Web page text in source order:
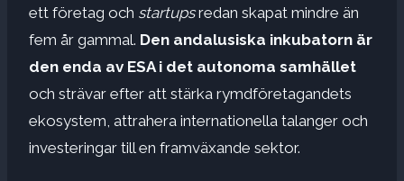
ett företag och startupsredan skapat mindre än
fem år gammal. Den andalusiska inkubatorn är
den enda av ESA i det autonoma samhället
och strävar efter att stärka rymdföretagandets
ekosystem, attrahera internationella talanger och
investeringar till en framväxande sektor.